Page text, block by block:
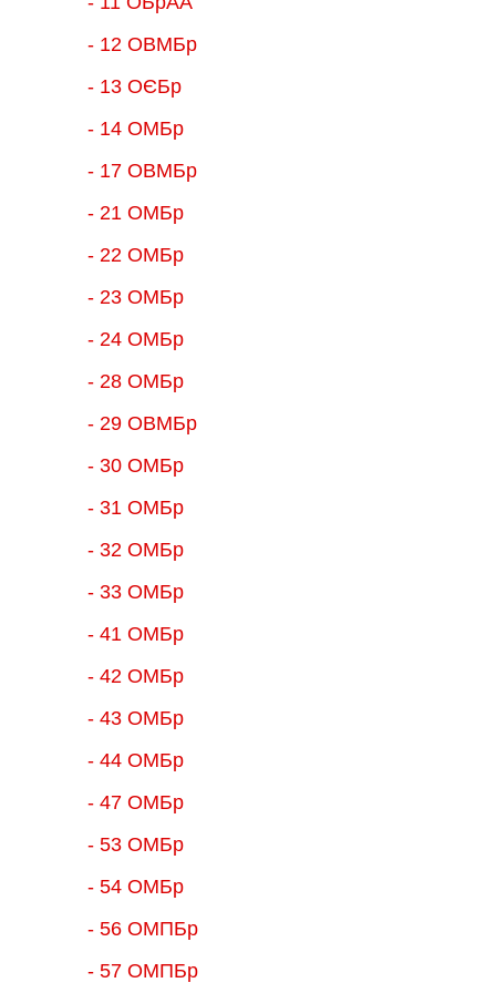
- 12 ОВМБр
- 13 ОЄБр
- 14 ОМБр
- 17 ОВМБр
- 21 ОМБр
- 22 ОМБр
- 23 ОМБр
- 24 ОМБр
- 28 ОМБр
- 29 ОВМБр
- 30 ОМБр
- 31 ОМБр
- 32 ОМБр
- 33 ОМБр
- 41 ОМБр
- 42 ОМБр
- 43 ОМБр
- 44 ОМБр
- 47 ОМБр
- 53 ОМБр
- 54 ОМБр
- 56 ОМПБр
- 57 ОМПБр